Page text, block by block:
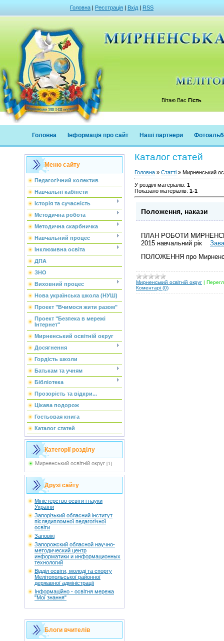
Головна | Реєстрація | Вхід | RSS
Вітаю Вас Гість
Головна Інформація про сайт Наші партнери
Меню сайту
Педагогічний колектив
Навчальні кабінети
Історія та сучасність
Методична робота
Методична скарбничка
Навчальний процес
Інклюзивна освіта
ДПА
ЗНО
Виховний процес
Нова українська школа (НУШ)
Проект "Вчимося жити разом"
Проект "Безпека в мережі
Інтернет"
Мирненський освітній округ
Досягнення
Гордість школи
Батькам та учням
Бібліотека
Прозорість та відкри...
Цікава подорож
Гостьовая книга
Каталог статей
Категорії розділу
Мирненський освітній округ [1]
Друзі сайту
Мiністерство освіти і науки
України
Запорізький обласний інститут
післядипломної педагогічної
освіти
Заповікі
Запорожский обласной научно-
методический центр
информатики и информационных
технологий
Відділ освіти, молоді та спорту
Мелітопольської районної
державної адміністрації
Інформаційно - освітня мережа
"Мої знання"
Блоги вчителів
Каталог статей
Головна » Статті » Мирненський
У розділі матеріалів: 1
Показано матеріалів: 1-1
Положення, накази
ПЛАН РОБОТИ
2015 навчальний рік
ПОЛОЖЕННЯ про
Мирненський освітній округ |
Коментарі (0)